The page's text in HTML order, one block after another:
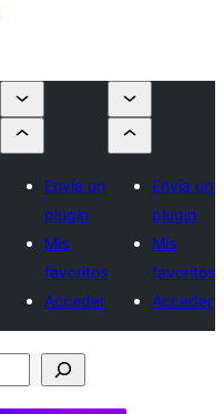
Envía un
plugin
Mis
favoritos
Acceder
Envía un
plugin
Mis
favoritos
Acceder